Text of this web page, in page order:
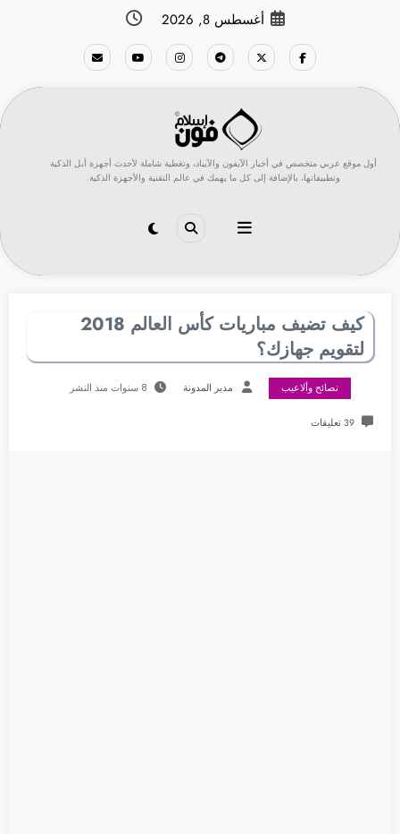
أغسطس 8, 2026
أول موقع عربي متخصص في أخبار الآيفون والآيباد، وتغطية شاملة لأحدث أجهزة أبل الذكية
وتطبيقاتها، بالإضافة إلى كل ما يهمك في عالم التقنية والأجهزة الذكية.
كيف تضيف مباريات كأس العالم 2018
لتقويم جهازك؟
نصائح وألاعيب مدير المدونة 8 سنوات منذ النشر
39 تعليقات